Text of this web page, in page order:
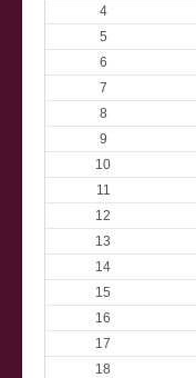
4
5
6
7
8
9
10
11
12
13
14
15
16
17
18